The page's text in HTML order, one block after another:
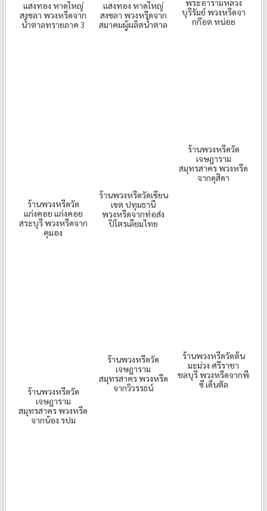
แสงทอง หาดใหญ่
สงขลา พวงหรีดจาก
น้ำตาลทรายภาค 3
แสงทอง หาดใหญ่
สงขลา พวงหรีดจาก
สมาคมผู้ผลิตน้ำตาล
บุรีรัมย์ พวงหรีดจา
กก๊อต หน่อย
ร้านพวงหรีดวัด
แก่งคอย แก่งคอย
สระบุรี พวงหรีดจาก
คุมอง
ร้านพวงหรีดวัดเขียน
เขต ปทุมธานี
พวงหรีดจากท่อส่ง
ปิโตรเลียมไทย
ร้านพวงหรีดวัด
เจษฎาราม
สมุทรสาคร พวงหรีด
จากดุสิดา
ร้านพวงหรีดวัด
เจษฎาราม
สมุทรสาคร พวงหรีด
จากน้อง รปม
ร้านพวงหรีดวัด
เจษฎาราม
สมุทรสาคร พวงหรีด
จากวิวรรธน์
ร้านพวงหรีดวัดต้น
มะม่วง ศรีราชา
ชลบุรี พวงหรีดจากพี
ซี เด็นตัล